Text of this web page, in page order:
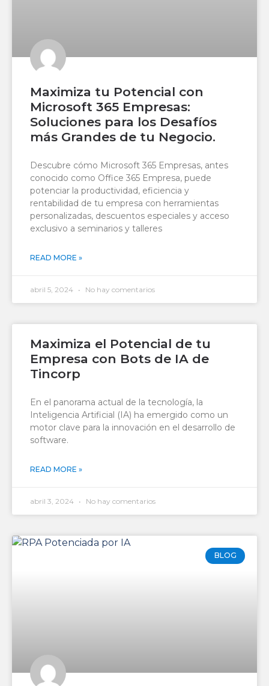
Maximiza tu Potencial con
Microsoft 365 Empresas:
Soluciones para los Desafíos
más Grandes de tu Negocio.
Descubre cómo Microsoft 365 Empresas, antes
conocido como Office 365 Empresa, puede
potenciar la productividad, eficiencia y
rentabilidad de tu empresa con herramientas
personalizadas, descuentos especiales y acceso
exclusivo a seminarios y talleres
READ MORE »
abril 5, 2024 No hay comentarios
Maximiza el Potencial de tu
Empresa con Bots de IA de
Tincorp
En el panorama actual de la tecnología, la
Inteligencia Artificial (IA) ha emergido como un
motor clave para la innovación en el desarrollo de
software.
READ MORE »
abril 3, 2024 No hay comentarios
BLOG